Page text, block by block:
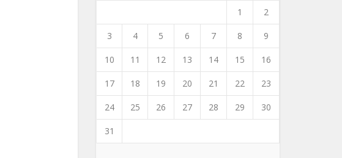
1 2
3 4 5 6 7 8 9
10 11 12 13 14 15 16
17 18 19 20 21 22 23
24 25 26 27 28 29 30
31